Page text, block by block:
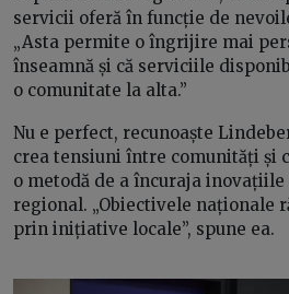
servicii oferă în funcție de
„Asta permite o îngrijire mai
înseamnă și că serviciile
o comunitate la alta.”
Nu e perfect, recunoaște
crea tensiuni între comunități și
o metodă de a încuraja
regional. „Obiectivele naționale
prin inițiative locale”, spune ea.